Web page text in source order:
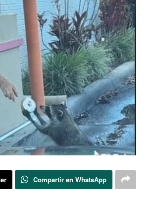
Compartir en WhatsApp